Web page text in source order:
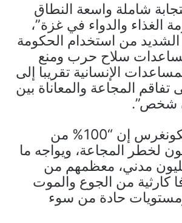
شاملة واسعة النطاق
الغذاء والدواء في غزة”،
من استخدام الحكومة
سلاح حرب ومنع
الإنسانية تقريبا إلى
تفاقم المجاعة والمعاناة بين
شخص”.
وقال أعضاء الكونغرس إن “100% من
لخطر المجاعة، ويواجه ما
مدني، معظمهم من
كارثية من الجوع والموت
حادة من سوء